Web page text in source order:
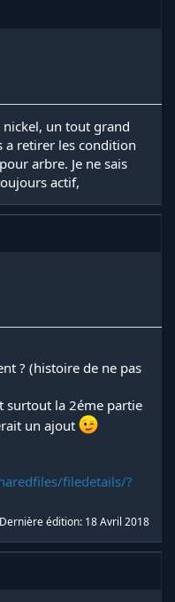
un tout grand
a retirer les condition
arbre. Je ne sais
actif,
? (histoire de ne pas
surtout la 2éme partie
un ajout
filedetails/?
Dernière édition: 18 Avril 2018